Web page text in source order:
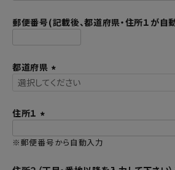
須
郵便番号(記載後、都道府県・住所１が自
都道府県
(
住所１
必
※郵便番号から自動入力